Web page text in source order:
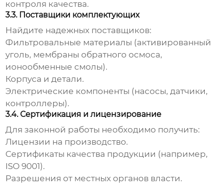
контроля качества.
3.3. Поставщики комплектующих
Найдите надежных поставщиков:
Фильтровальные материалы (активированный
уголь, мембраны обратного осмоса,
ионообменные смолы).
Корпуса и детали.
Электрические компоненты (насосы, датчики,
контроллеры).
3.4. Сертификация и лицензирование
Для законной работы необходимо получить:
Лицензии на производство.
Сертификаты качества продукции (например,
ISO 9001).
Разрешения от местных органов власти.